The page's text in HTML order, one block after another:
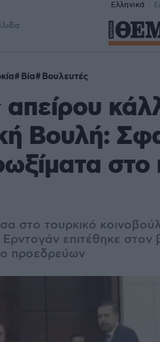
Ελληνικά
Βία Βουλευτές
απείρου
Βουλή:
στο
στο τουρκικό
επιτέθηκε
προεδρεύων